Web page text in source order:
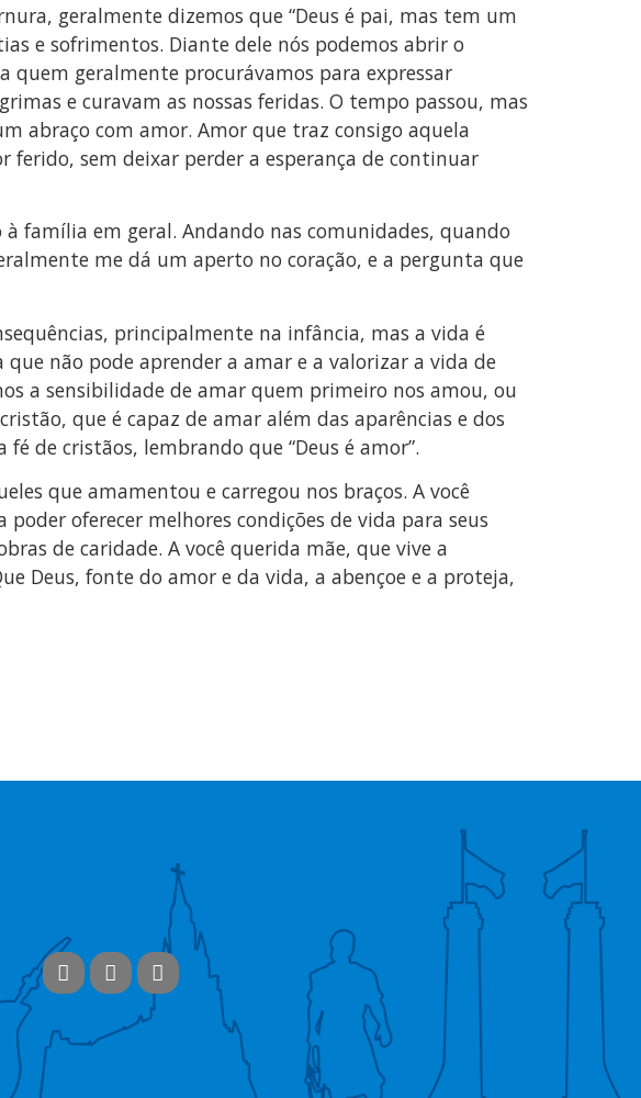
geralmente dizemos que “Deus é pai, mas tem um
e sofrimentos. Diante dele nós podemos abrir o
quem geralmente procurávamos para expressar
e curavam as nossas feridas. O tempo passou, mas
abraço com amor. Amor que traz consigo aquela
ferido, sem deixar perder a esperança de continuar
família em geral. Andando nas comunidades, quando
me dá um aperto no coração, e a pergunta que
principalmente na infância, mas a vida é
não pode aprender a amar e a valorizar a vida de
a sensibilidade de amar quem primeiro nos amou, ou
que é capaz de amar além das aparências e dos
de cristãos, lembrando que “Deus é amor”.
que amamentou e carregou nos braços. A você
oferecer melhores condições de vida para seus
de caridade. A você querida mãe, que vive a
Deus, fonte do amor e da vida, a abençoe e a proteja,